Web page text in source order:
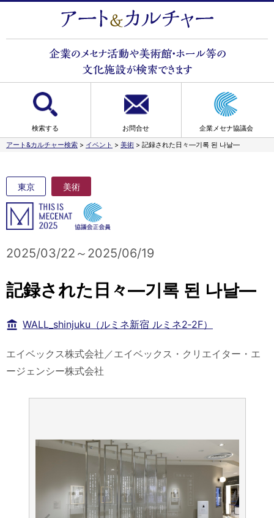
検索する お問合せ
企業メセナ協議会
アート&カルチャー検索 > イベント > 美術 > 記録された日々―기록 된 나날―
東京 美術
2025/03/22～2025/06/19
記録された日々―기록 된 나날―
WALL_shinjuku（ルミネ新宿 ルミネ2‐2F）
エイベックス株式会社／エイベックス・クリエイター・エ
ージェンシー株式会社